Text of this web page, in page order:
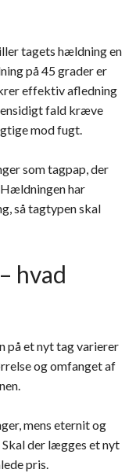
tagets hældning en
på 45 grader er
effektiv afledning
ensidigt fald kræve
mod fugt.
som tagpap, der
har
så tagtypen skal
hvad
på et nyt tag varierer
og omfanget af
mens eternit og
der lægges et nyt
pris.